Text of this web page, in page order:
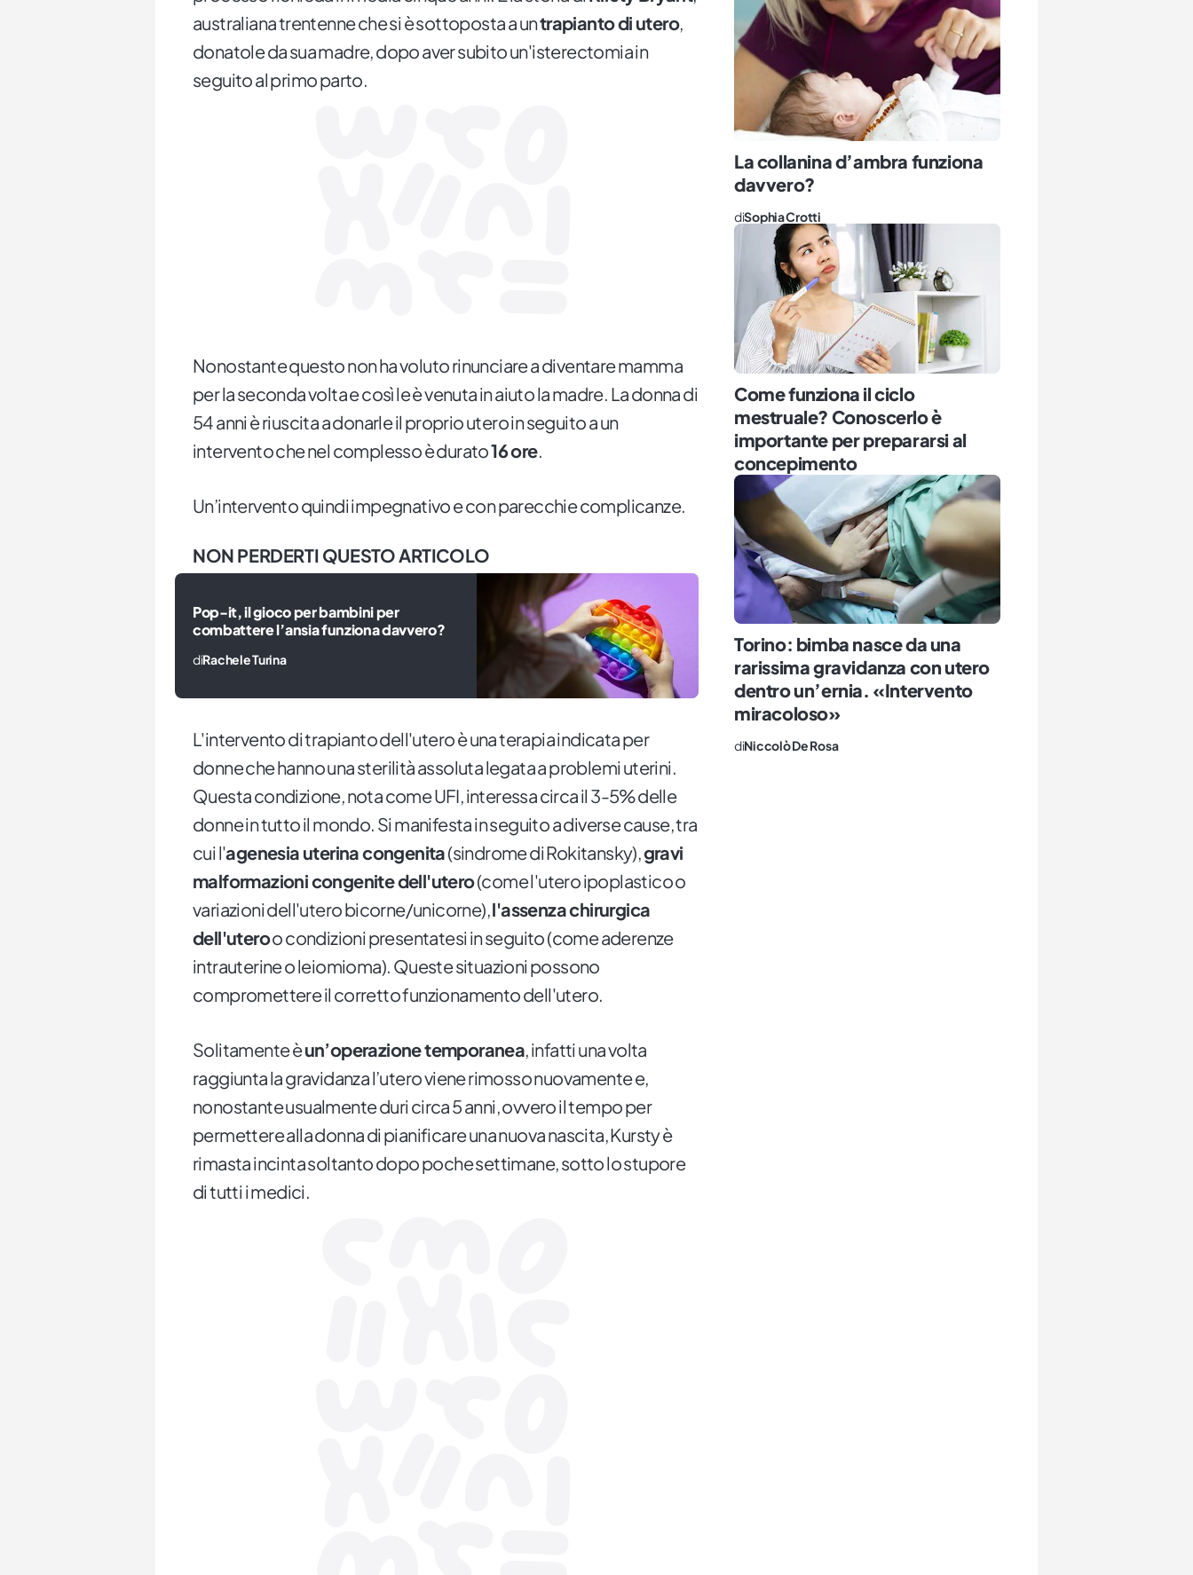
australiana trentenne che si è sottoposta a untrapianto di utero,
donatole da sua madre, dopo aver subito un'isterectomia in
seguito al primo parto.
Nonostante questo non ha voluto rinunciare a diventare mamma
per la seconda volta e così le è venuta in aiuto la madre. La donna di
54 anni è riuscita a donarle il proprio utero in seguito a un
intervento che nel complesso è durato16 ore.
Un’intervento quindi impegnativo e con parecchie complicanze.
NON PERDERTI QUESTO ARTICOLO
Pop-it, il gioco per bambini per
combattere l’ansia funziona davvero?
diRachele Turina
L'intervento di trapianto dell'utero è una terapia indicata per
donne che hanno una sterilità assoluta legata a problemi uterini.
Questa condizione, nota come UFI, interessa circa il 3-5% delle
donne in tutto il mondo. Si manifesta in seguito a diverse cause, tra
cui l'agenesia uterina congenita(sindrome di Rokitansky),gravi
malformazioni congenite dell'utero(come l'utero ipoplastico o
variazioni dell'utero bicorne/unicorne),l'assenza chirurgica
dell'uteroo condizioni presentatesi in seguito (come aderenze
intrauterine o leiomioma). Queste situazioni possono
compromettere il corretto funzionamento dell'utero.
Solitamente èun’operazione temporanea, infatti una volta
raggiunta la gravidanza l’utero viene rimosso nuovamente e,
nonostante usualmente duri circa 5 anni, ovvero il tempo per
permettere alla donna di pianificare una nuova nascita, Kursty è
rimasta incinta soltanto dopo poche settimane, sotto lo stupore
di tutti i medici.
La collanina d’ambra funziona
davvero?
diSophia Crotti
Come funziona il ciclo
mestruale? Conoscerlo è
importante per prepararsi al
concepimento
Torino: bimba nasce da una
rarissima gravidanza con utero
dentro un’ernia. «Intervento
miracoloso»
diNiccolò De Rosa